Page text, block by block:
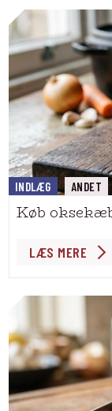
INDLÆG ANDET
Køb
LÆS MERE